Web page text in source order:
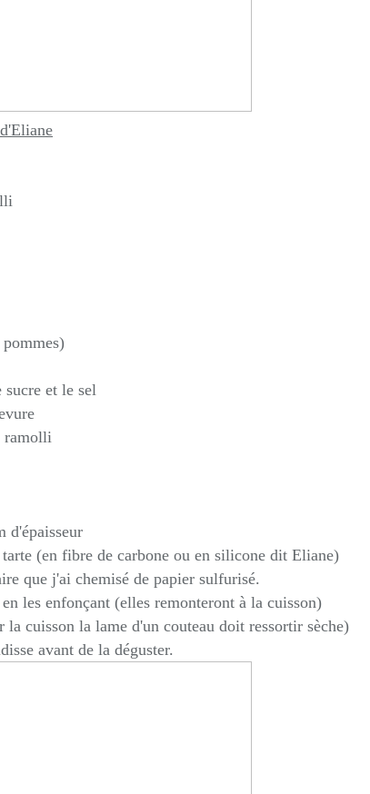
et le sel
ramolli
d'épaisseur
(en fibre de carbone ou en silicone dit Eliane)
que j'ai chemisé de papier sulfurisé.
les enfonçant (elles remonteront à la cuisson)
la cuisson la lame d'un couteau doit ressortir sèche)
avant de la déguster.